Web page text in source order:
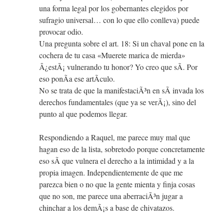
una forma legal por los gobernantes elegidos por
sufragio universal… con lo que ello conlleva) puede
provocar odio.
Una pregunta sobre el art. 18: Si un chaval pone en la
cochera de tu casa «Muerete marica de mierda»
Â¿estÃ¡ vulnerando tu honor? Yo creo que sÃ­. Por
eso ponÃ­a ese artÃ­culo.
No se trata de que la manifestaciÃ³n en sÃ­ invada los
derechos fundamentales (que ya se verÃ¡), sino del
punto al que podemos llegar.
Respondiendo a Raquel, me parece muy mal que
hagan eso de la lista, sobretodo porque concretamente
eso sÃ­ que vulnera el derecho a la intimidad y a la
propia imagen. Independientemente de que me
parezca bien o no que la gente mienta y finja cosas
que no son, me parece una aberraciÃ³n jugar a
chinchar a los demÃ¡s a base de chivatazos.